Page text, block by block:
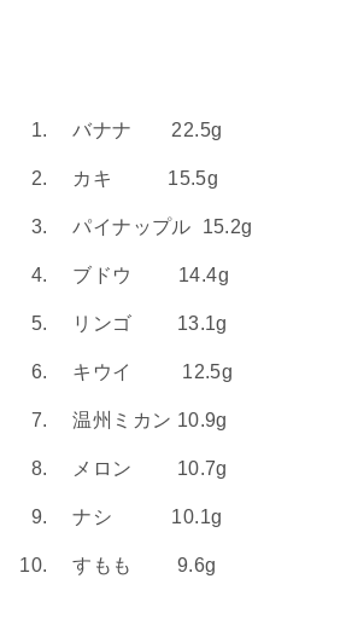
バナナ 22.5g
カキ 15.5g
パイナップル 15.2g
ブドウ 14.4g
リンゴ 13.1g
キウイ 12.5g
温州ミカン 10.9g
メロン 10.7g
ナシ 10.1g
すもも 9.6g